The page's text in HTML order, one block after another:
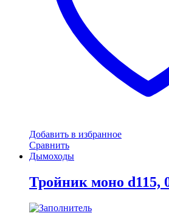
Добавить в избранное
Сравнить
Дымоходы
Тройник моно d115,